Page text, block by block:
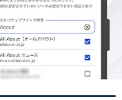
ップ仕様